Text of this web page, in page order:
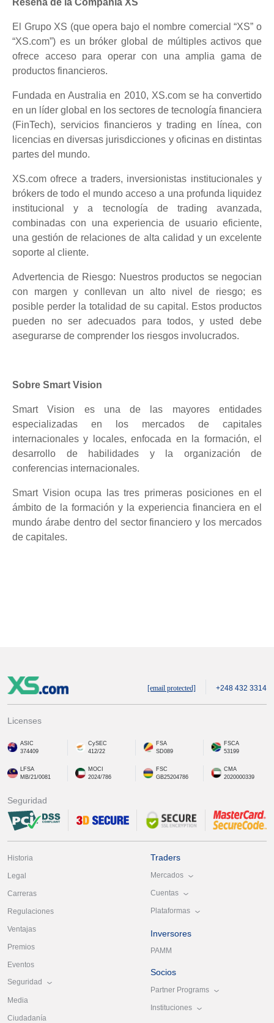
El Grupo XS (que opera bajo el nombre comercial “XS” o
“XS.com”) es un bróker global de múltiples activos que
ofrece acceso para operar con una amplia gama de
productos financieros.
Fundada en Australia en 2010, XS.com se ha convertido
en un líder global en los sectores de tecnología financiera
(FinTech), servicios financieros y trading en línea, con
licencias en diversas jurisdicciones y oficinas en distintas
partes del mundo.
XS.com ofrece a traders, inversionistas institucionales y
brókers de todo el mundo acceso a una profunda liquidez
institucional y a tecnología de trading avanzada,
combinadas con una experiencia de usuario eficiente,
una gestión de relaciones de alta calidad y un excelente
soporte al cliente.
Advertencia de Riesgo: Nuestros productos se negocian
con margen y conllevan un alto nivel de riesgo; es
posible perder la totalidad de su capital. Estos productos
pueden no ser adecuados para todos, y usted debe
asegurarse de comprender los riesgos involucrados.
Sobre Smart Vision
Smart Vision es una de las mayores entidades
especializadas en los mercados de capitales
internacionales y locales, enfocada en la formación, el
desarrollo de habilidades y la organización de
conferencias internacionales.
Smart Vision ocupa las tres primeras posiciones en el
ámbito de la formación y la experiencia financiera en el
mundo árabe dentro del sector financiero y los mercados
de capitales.
[email protected] +248 432 3314
Licenses
ASIC
374409
CySEC
412/22
FSA
SD089
FSCA
53199
LFSA
MB/21/0081
MOCI
2024/786
FSC
GB25204786
CMA
2020000339
Seguridad
Historia
Legal
Carreras
Regulaciones
Ventajas
Premios
Eventos
Seguridad
Media
Ciudadanía
Traders
Mercados
Cuentas
Plataformas
Inversores
PAMM
Socios
Partner Programs
Instituciones